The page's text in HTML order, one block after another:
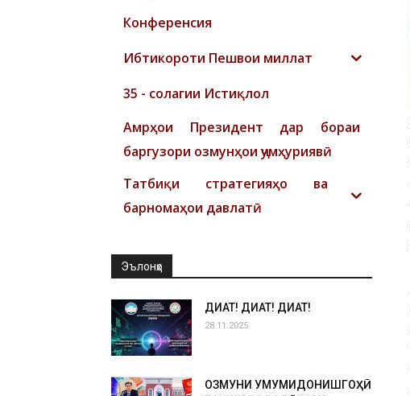
Конференсия
Ибтикороти Пешвои миллат
35 - солагии Истиқлол
Амрҳои Президент дар бораи
баргузори озмунҳои ҷумҳуриявӣ
Татбиқи стратегияҳо ва
барномаҳои давлатӣ
Эълонҳо
ДИҚҚАТ! ДИҚҚАТ! ДИҚҚАТ!
28.11.2025
ОЗМУНИ УМУМИДОНИШГОҲӢ